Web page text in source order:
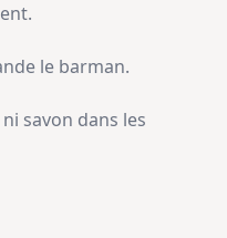
le barman.
savon dans les